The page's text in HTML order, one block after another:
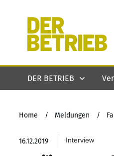
DER BETRIEB
Home / Meldungen /
16.12.2019 Interview